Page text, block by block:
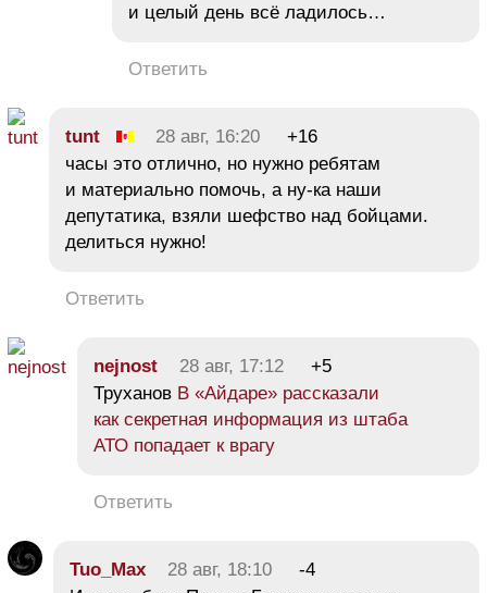
и целый день всё ладилось…
Ответить
tunt 28 авг, 16:20
+16
часы это отлично, но нужно ребятам
и материально помочь, а ну-ка наши
депутатика, взяли шефство над бойцами.
делиться нужно!
Ответить
nejnost 28 авг, 17:12
+5
Труханов В «Айдаре» рассказали
как секретная информация из штаба
АТО попадает к врагу
Ответить
Tuo_Max 28 авг, 18:10
-4